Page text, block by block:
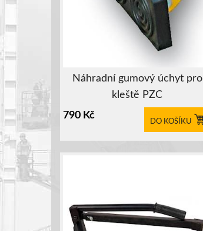
Náhradní gumový úchyt pro
kleště PZC
790 Kč
DO KOŠÍKU